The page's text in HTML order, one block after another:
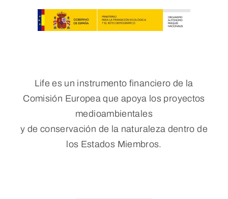
Life es un instrumento financiero de la
Comisión Europea que apoya los proyectos
medioambientales
y de conservación de la naturaleza dentro de
los Estados Miembros.